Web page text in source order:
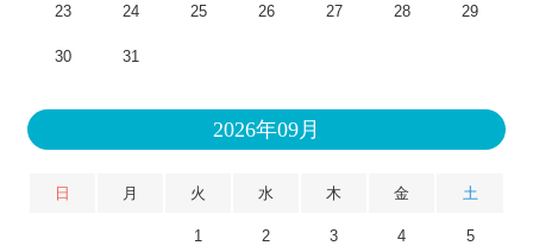
23 24 25 26 27 28 29
30 31
2026年09月
日 月 火 水 木 金 土
1 2 3 4 5